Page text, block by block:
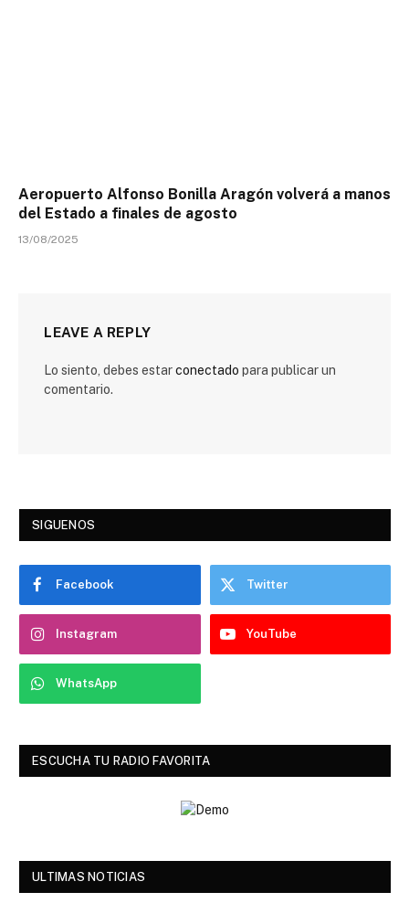
Aeropuerto Alfonso Bonilla Aragón volverá a manos
del Estado a finales de agosto
13/08/2025
LEAVE A REPLY
Lo siento, debes estarconectado para publicar un
comentario.
SIGUENOS
Facebook Twitter
Instagram YouTube
WhatsApp
ESCUCHA TU RADIO FAVORITA
ULTIMAS NOTICIAS